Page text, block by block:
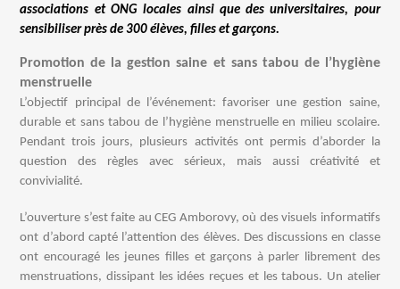
associations et ONG locales ainsi que des universitaires, pour
sensibiliser près de 300 élèves, filles et garçons.
Promotion de la gestion saine et sans tabou de l’hygiène
menstruelle
L’objectif principal de l’événement: favoriser une gestion saine,
durable et sans tabou de l’hygiène menstruelle en milieu scolaire.
Pendant trois jours, plusieurs activités ont permis d’aborder la
question des règles avec sérieux, mais aussi créativité et
convivialité.
L’ouverture s’est faite au CEG Amborovy, où des visuels informatifs
ont d’abord capté l’attention des élèves. Des discussions en classe
ont encouragé les jeunes filles et garçons à parler librement des
menstruations, dissipant les idées reçues et les tabous. Un atelier